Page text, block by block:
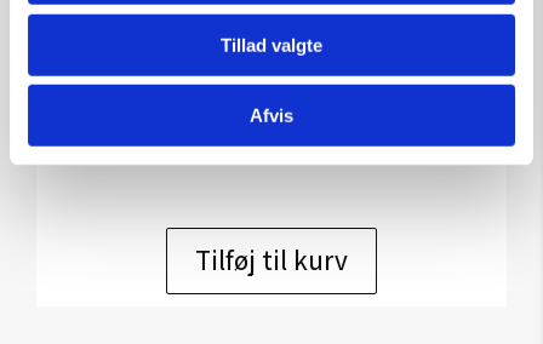
Tillad valgte
Afvis
Namibisk fabeldyrct
Kunstner: Flemming Holm – skulptur
kr.10.800,00
Tilføj til kurv